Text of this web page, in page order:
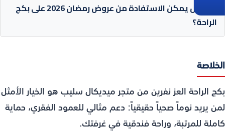
❓ هل يمكن الاستفادة من عروض رمضان 2026 على بكج
الراحة؟
الخلاصة
بكج الراحة العز نفرين من متجر ميديكال سليب هو الخيار الأمثل
لمن يريد نوماً صحياً حقيقياً: دعم مثالي للعمود الفقري، حماية
كاملة للمرتبة، وراحة فندقية في غرفتك.